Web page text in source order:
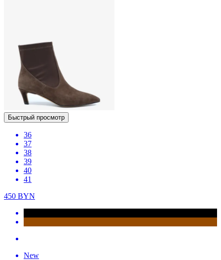
Быстрый просмотр
36
37
38
39
40
41
450 BYN
New